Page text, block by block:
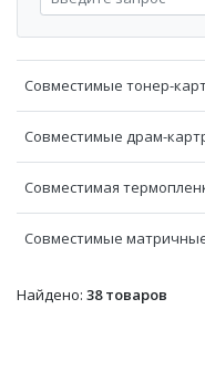
Совместимые тонер-
Совместимые драм-
Совместимая
Совместимые матричные
Найдено: 38 товаров